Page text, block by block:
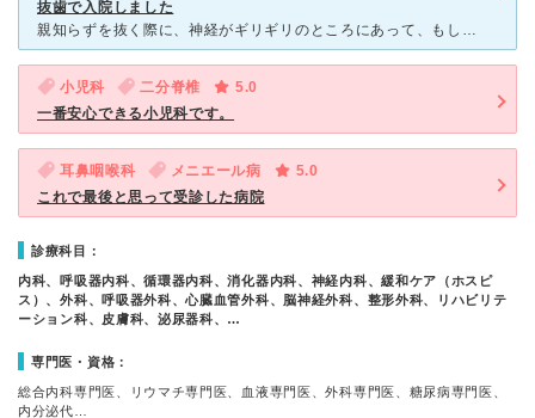
抜歯で入院しました
親知らずを抜く際に、神経がギリギリのところにあって、もしもの事があったら歯医者では危ないという事で、こちらで麻酔をかけ、眠った状態での抜歯となりました。 麻酔で眠るのは初めてのことでしたが、スタ
小児科 二分脊椎
5.0
一番安心できる小児科です。
耳鼻咽喉科 メニエール病
5.0
これで最後と思って受診した病院
診療科目：
内科、呼吸器内科、循環器内科、消化器内科、神経内科、緩和ケア（ホスピ
ス）、外科、呼吸器外科、心臓血管外科、脳神経外科、整形外科、リハビリテ
ーション科、皮膚科、泌尿器科、…
専門医・資格：
総合内科専門医、リウマチ専門医、血液専門医、外科専門医、糖尿病専門医、
内分泌代…